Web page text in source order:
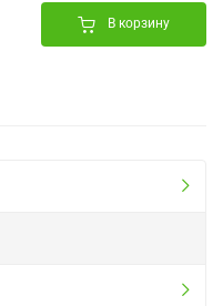
В корзину